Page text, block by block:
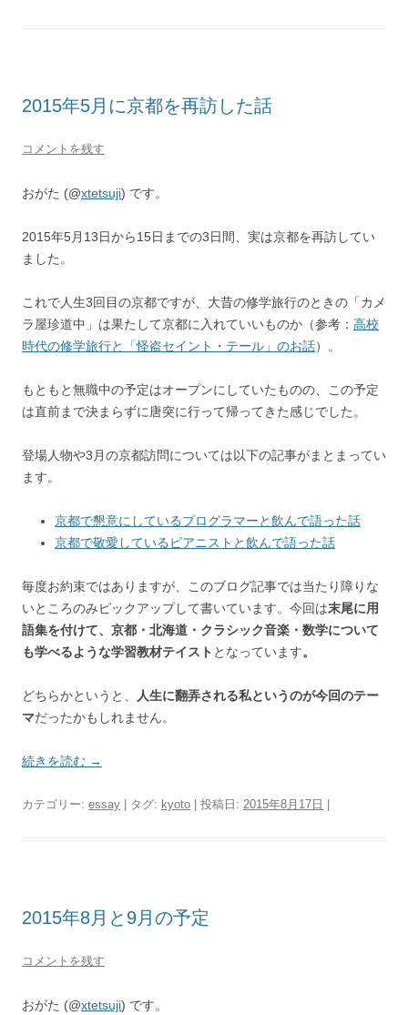
2015年5月に京都を再訪した話
コメントを残す
おがた (@xtetsuji) です。
2015年5月13日から15日までの3日間、実は京都を再訪してい
ました。
これで人生3回目の京都ですが、大昔の修学旅行のときの「カメ
ラ屋珍道中」は果たして京都に入れていいものか（参考： 高校
時代の修学旅行と「怪盗セイント・テール」のお話）。
もともと無職中の予定はオープンにしていたものの、この予定
は直前まで決まらずに唐突に行って帰ってきた感じでした。
登場人物や3月の京都訪問については以下の記事がまとまってい
ます。
京都で懇意にしているプログラマーと飲んで語った話
京都で敬愛しているピアニストと飲んで語った話
毎度お約束ではありますが、このブログ記事では当たり障りな
いところのみピックアップして書いています。今回は末尾に用
語集を付けて、京都・北海道・クラシック音楽・数学について
も学べるような学習教材テイスト となっています。
どちらかというと、
人生に翻弄される私というのが今回のテー
マだったかもしれません。
続きを読む →
カテゴリー: essay | タグ: kyoto | 投稿日: 2015年8月17日
2015年8月と9月の予定
コメントを残す
おがた (@xtetsuji) です。